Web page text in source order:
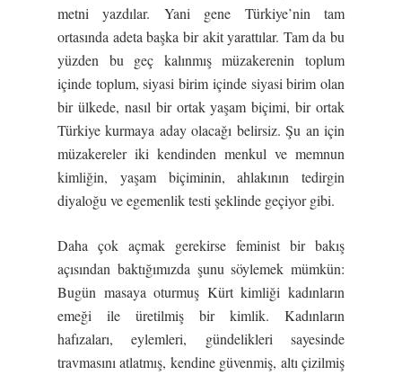
metni yazdılar. Yani gene Türkiye’nin tam
ortasında adeta başka bir akit yarattılar. Tam da bu
yüzden bu geç kalınmış müzakerenin toplum
içinde toplum, siyasi birim içinde siyasi birim olan
bir ülkede, nasıl bir ortak yaşam biçimi, bir ortak
Türkiye kurmaya aday olacağı belirsiz. Şu an için
müzakereler iki kendinden menkul ve memnun
kimliğin, yaşam biçiminin, ahlakının tedirgin
diyaloğu ve egemenlik testi şeklinde geçiyor gibi.
Daha çok açmak gerekirse feminist bir bakış
açısından baktığımızda şunu söylemek mümkün:
Bugün masaya oturmuş Kürt kimliği kadınların
emeği ile üretilmiş bir kimlik. Kadınların
hafızaları, eylemleri, gündelikleri sayesinde
travmasını atlatmış, kendine güvenmiş, altı çizilmiş